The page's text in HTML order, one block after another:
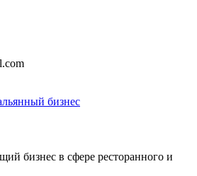
бизнес в сфере ресторанного и